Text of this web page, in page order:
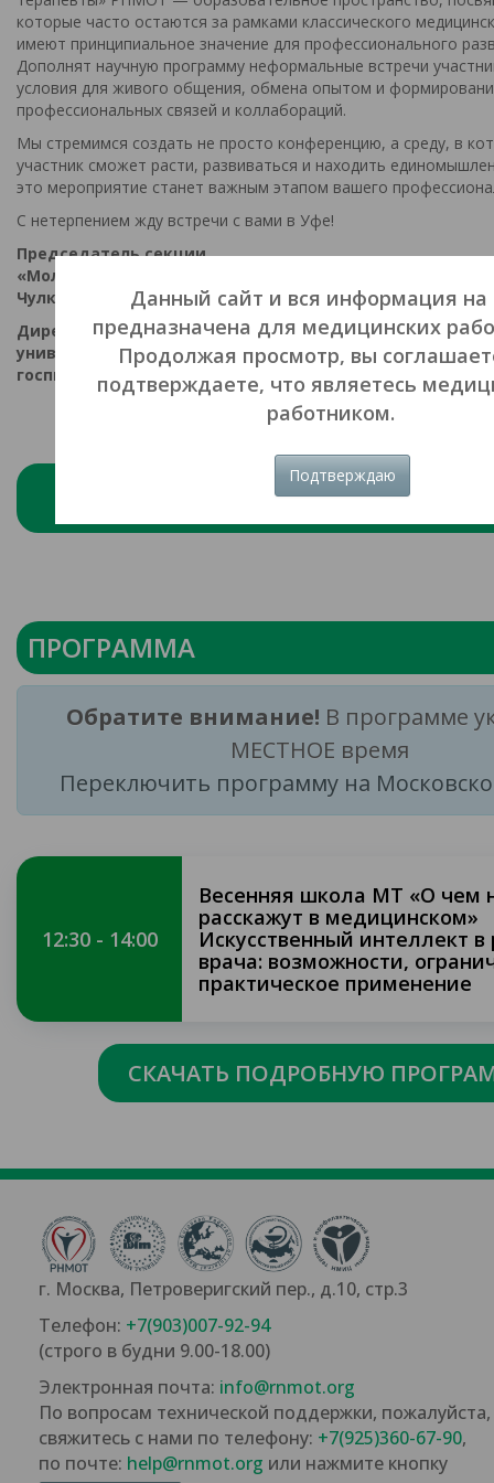
которые часто остаются за рамками классического
имеют принципиальное значение для профессионального
Дополнят научную программу неформальные встречи
условия для живого общения, обмена опытом и
профессиональных связей и коллабораций.
Мы стремимся создать не просто конференцию, а среду, в
участник сможет расти, развиваться и находить
это мероприятие станет важным этапом вашего
С нетерпением жду встречи с вами в Уфе!
Председатель секции
«Молодые терапевты» РНМОТ
Чулков Василий Сергеевич
Директор медицинского института Новгородского
университета им. Ярослава Мудрого, заведующий
госпитальной терапии, д.м.н. (Великий Новгород)
Гайд по использованию ИИ в
ПРОГРАММА
Обратите внимание! В программе
МЕСТНОЕ время
Переключить программу на
12:30 - 14:00
Весенняя школа МТ «О чем
расскажут в медицинском»
Искусственный интеллект в
врача: возможности,
практическое применение
СКАЧАТЬ ПОДРОБНУЮ
г. Москва, Петроверигский пер., д.10, стр.3
Телефон: +7(903)007-92-94
(строго в будни 9.00-18.00)
Электронная почта: info@rnmot.org
По вопросам технической поддержки, пожалуйста,
свяжитесь с нами по телефону: +7(925)360-67-90,
по почте: help@rnmot.org или нажмите кнопку
Данный сайт и вся информация на
предназначена для медицинских
Продолжая просмотр, вы
подтверждаете, что являетесь
работником.
Подтверждаю